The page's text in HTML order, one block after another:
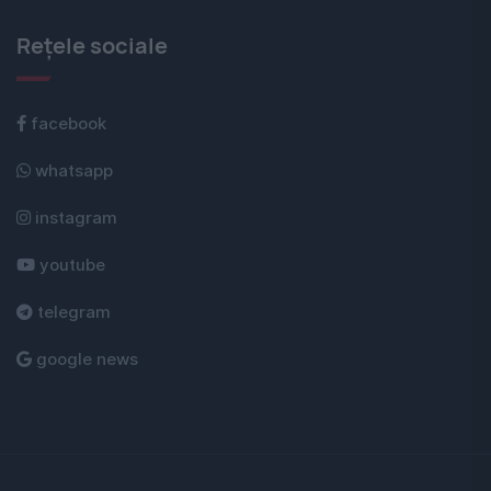
Rețele sociale
facebook
whatsapp
instagram
youtube
telegram
google news